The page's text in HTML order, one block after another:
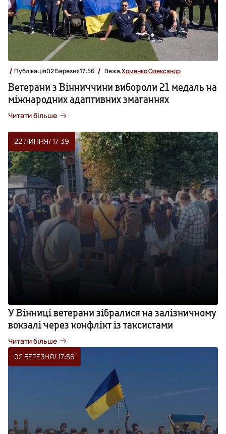
Публікація02 Березня17:56 Вежа,Хоменко Олександр
Ветерани з Вінниччини вибороли 21 медаль на
міжнародних адаптивних змаганнях
Читати більше
22 ЛИПНЯ/ 17:39
У Вінниці ветерани зібралися на залізничному
вокзалі через конфлікт із таксистами
Читати більше
02 БЕРЕЗНЯ/ 17:56